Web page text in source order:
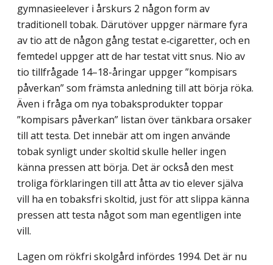
gymnasieelever i årskurs 2 någon form av
traditionell tobak. Därutöver uppger närmare fyra
av tio att de någon gång testat e‑cigaretter, och en
femtedel uppger att de har testat vitt snus. Nio av
tio tillfrågade 14–18-åringar uppger ”kompisars
påverkan” som främsta anledning till att börja röka.
Även i fråga om nya tobaksprodukter toppar
”kompisars påverkan” listan över tänkbara orsaker
till att testa. Det innebär att om ingen använde
tobak synligt under skoltid skulle heller ingen
känna pressen att börja. Det är också den mest
troliga förklaringen till att åtta av tio elever själva
vill ha en tobaksfri skoltid, just för att slippa känna
pressen att testa något som man egentligen inte
vill.
Lagen om rökfri skolgård infördes 1994. Det är nu